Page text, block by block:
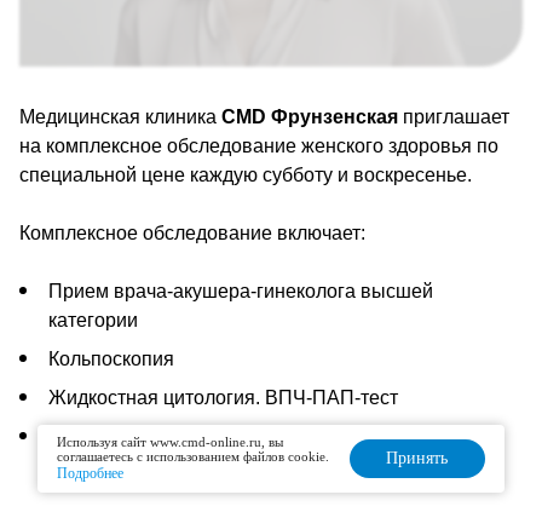
Медицинская клиника CMD Фрунзенская приглашает
на комплексное обследование женского здоровья по
специальной цене каждую субботу и воскресенье.
Комплексное обследование включает:
Прием врача-акушера-гинеколога высшей
категории
Кольпоскопия
Жидкостная цитология. ВПЧ-ПАП-тест
Забор мазка
Используя сайт www.cmd-online.ru, вы
соглашаетесь с использованием файлов cookie.
Подробнее
Принять